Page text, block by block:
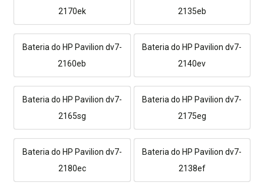
2170ek
2135eb
Bateria do HP Pavilion dv7-
2160eb
Bateria do HP Pavilion dv7-
2140ev
Bateria do HP Pavilion dv7-
2165sg
Bateria do HP Pavilion dv7-
2175eg
Bateria do HP Pavilion dv7-
2180ec
Bateria do HP Pavilion dv7-
2138ef